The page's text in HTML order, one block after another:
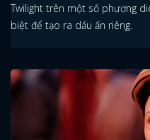
Twilight trên một số phương
biệt để tạo ra dấu ấn riêng.